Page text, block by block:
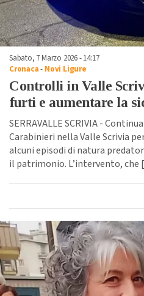
Sabato, 7 Marzo 2026 - 14:17
Cronaca- Novi Ligure
Controlli in Valle
furti e aumentare la
SERRAVALLE SCRIVIA -
Carabinieri nella Valle Scrivia
alcuni episodi di natura
il patrimonio. L’intervento, che [